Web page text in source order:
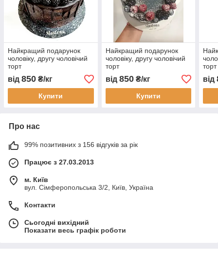
Найкращий подарунок
чоловіку, другу чоловічий
торт
від 850 ₴/кг
Купити
Найкращий подарунок
чоловіку, другу чоловічий
торт
від 850₴/кг
Купити
торт
від
Про нас
99% позитивних з 156 відгуків за рік
Працює з 27.03.2013
м. Київ
вул. Сімферопольська 3/2, Київ, Україна
Контакти
Сьогодні вихідний
Показати весь графік роботи